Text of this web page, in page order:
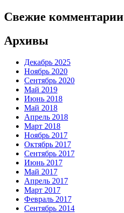
Свежие комментарии
Архивы
Декабрь 2025
Ноябрь 2020
Сентябрь 2020
Май 2019
Июнь 2018
Май 2018
Апрель 2018
Март 2018
Ноябрь 2017
Октябрь 2017
Сентябрь 2017
Июнь 2017
Май 2017
Апрель 2017
Март 2017
Февраль 2017
Сентябрь 2014